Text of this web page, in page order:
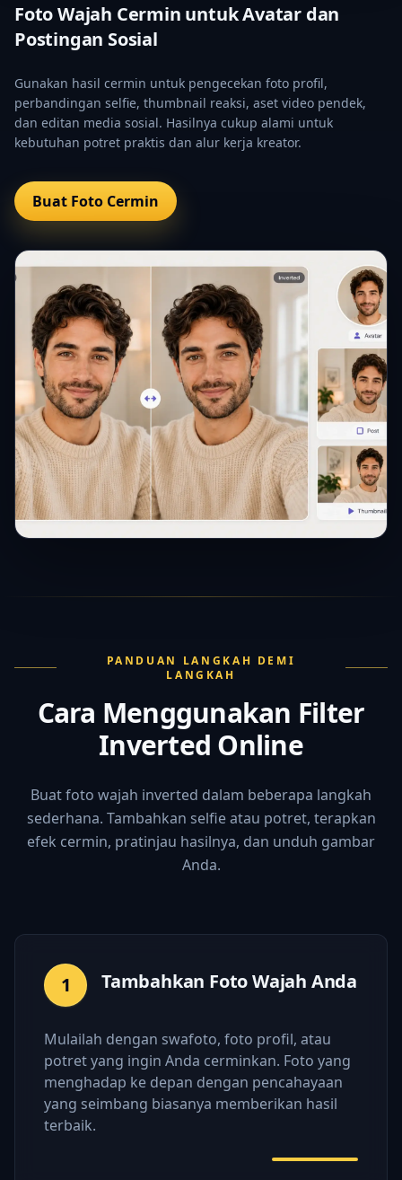
Foto Wajah Cermin untuk Avatar dan
Postingan Sosial
Gunakan hasil cermin untuk pengecekan foto profil,
perbandingan selfie, thumbnail reaksi, aset video pendek,
dan editan media sosial. Hasilnya cukup alami untuk
kebutuhan potret praktis dan alur kerja kreator.
Buat Foto Cermin
PANDUAN LANGKAH DEMI
LANGKAH
Cara Menggunakan Filter
Inverted Online
Buat foto wajah inverted dalam beberapa langkah
sederhana. Tambahkan selfie atau potret, terapkan
efek cermin, pratinjau hasilnya, dan unduh gambar
Anda.
1 Tambahkan Foto Wajah Anda
Mulailah dengan swafoto, foto profil, atau
potret yang ingin Anda cerminkan. Foto yang
menghadap ke depan dengan pencahayaan
yang seimbang biasanya memberikan hasil
terbaik.